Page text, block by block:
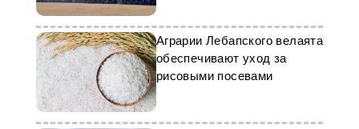
Аграрии Лебапского велаята
обеспечивают уход за
рисовыми посевами